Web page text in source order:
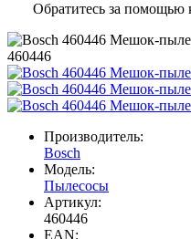
Обратитесь за
460446
Производитель:
Bosch
Модель:
Пылесосы
Артикул:
460446
EAN: